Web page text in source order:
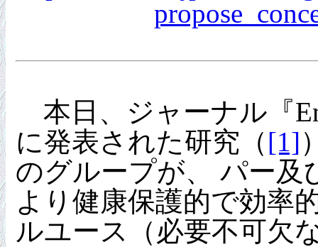
本日、ジャーナル『
に発表された研究（[1]
のグループが、 パー及
より健康保護的で効率
ルユース（必要不可欠